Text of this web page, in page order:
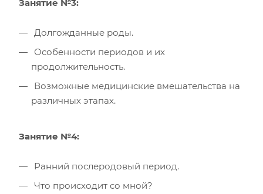
Занятие №3:
Долгожданные роды.
Особенности периодов и их
продолжительность.
Возможные медицинские вмешательства на
различных этапах.
Занятие №4:
Ранний послеродовый период.
Что происходит со мной?